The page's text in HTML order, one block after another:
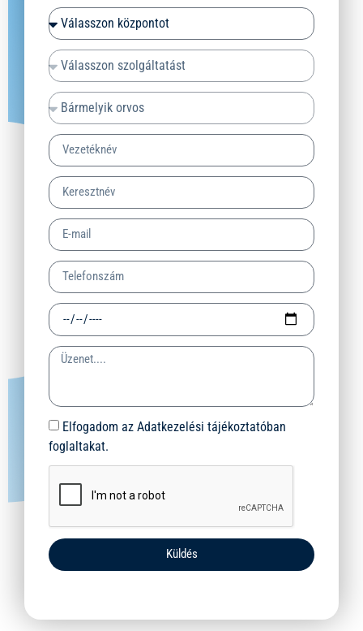
Elfogadom az Adatkezelési tájékoztatóban
foglaltakat.
Küldés